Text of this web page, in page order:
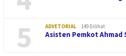
5 ADVETORIAL 149 Dilihat
Asisten Pemkot